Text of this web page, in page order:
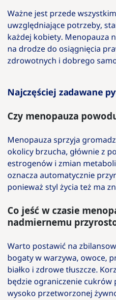
Ważne jest przede
uwzględniające potrzeby,
każdej kobiety. Menopauza
na drodze do osiągnięcia
zdrowotnych i dobrego
Najczęściej zadawane
Czy menopauza
Menopauza sprzyja
okolicy brzucha, głównie z
estrogenów i zmian
oznacza automatycznie
ponieważ styl życia też ma
Co jeść w czasie
nadmiernemu
Warto postawić na
bogaty w warzywa, owoce,
białko i zdrowe tłuszcze.
będzie ograniczenie cukrów
wysoko przetworzonej